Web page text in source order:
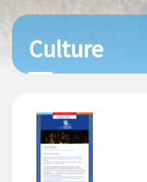
Culture